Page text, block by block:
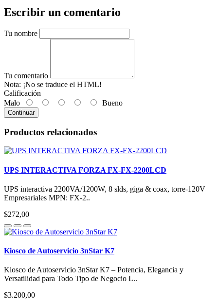
Escribir un comentario
Tu nombre
Tu comentario
Nota: ¡No se traduce el HTML!
Calificación
Malo
Bueno
Continuar
Productos relacionados
UPS INTERACTIVA FORZA FX-FX-2200LCD
UPS interactiva 2200VA/1200W, 8 slds, giga & coax, torre-120V
Empresariales MPN: FX-2..
$272,00
Kiosco de Autoservicio 3nStar K7
Kiosco de Autoservicio 3nStar K7 – Potencia, Elegancia y
Versatilidad para Todo Tipo de Negocio L..
$3.200,00